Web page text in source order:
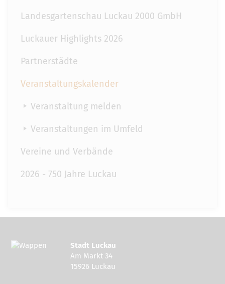
Landesgartenschau Luckau 2000 GmbH
Luckauer Highlights 2026
Partnerstädte
Veranstaltungskalender
Veranstaltung melden
Veranstaltungen im Umfeld
Vereine und Verbände
2026 - 750 Jahre Luckau
Stadt Luckau
Am Markt 34
15926 Luckau